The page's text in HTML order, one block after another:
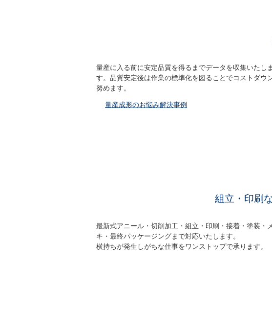
量産に入る前に安定品質を得るまでデータを収集いたしま
す。品質安定後は作業の標準化を図ることでコストダウ
努めます。
量産成形のお悩み解決事例
組立・印刷
最新式アニール・切削加工・組立・印刷・接着・塗装・
キ・最終パッケージングまで対応いたします。
横持ちが発生しがちな仕事をワンストップで承ります。